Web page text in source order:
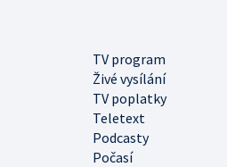
TV program
Živé vysílání
TV poplatky
Teletext
Podcasty
Počasí